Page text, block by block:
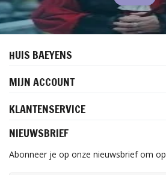
HUIS BAEYENS
MIJN ACCOUNT
KLANTENSERVICE
NIEUWSBRIEF
Abonneer je op onze nieuwsbrief om